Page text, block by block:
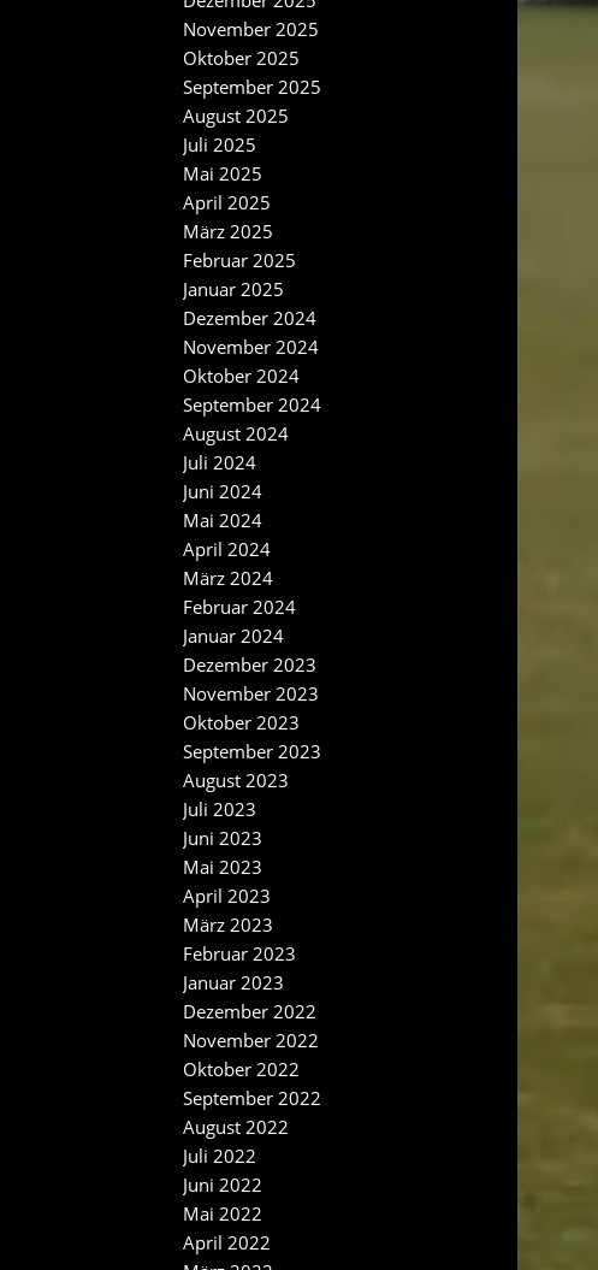
November 2025
Oktober 2025
September 2025
August 2025
Juli 2025
Mai 2025
April 2025
März 2025
Februar 2025
Januar 2025
Dezember 2024
November 2024
Oktober 2024
September 2024
August 2024
Juli 2024
Juni 2024
Mai 2024
April 2024
März 2024
Februar 2024
Januar 2024
Dezember 2023
November 2023
Oktober 2023
September 2023
August 2023
Juli 2023
Juni 2023
Mai 2023
April 2023
März 2023
Februar 2023
Januar 2023
Dezember 2022
November 2022
Oktober 2022
September 2022
August 2022
Juli 2022
Juni 2022
Mai 2022
April 2022